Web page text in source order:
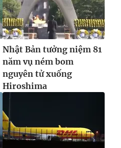
Nhật Bản tưởng niệm 81
năm vụ ném bom
nguyên tử xuống
Hiroshima